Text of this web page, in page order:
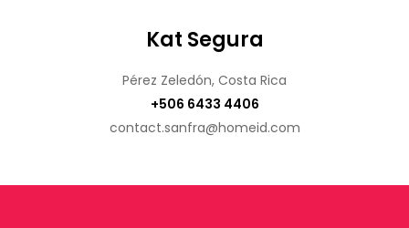
Kat Segura
Pérez Zeledón, Costa Rica
+506 6433 4406
contact.sanfra@homeid.com